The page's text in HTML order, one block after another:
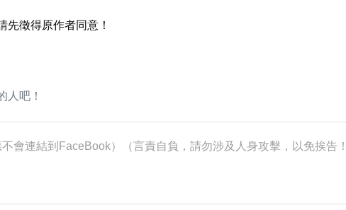
先徵得原作者同意！
人吧！
不會連結到FaceBook）（言責自負，請勿涉及人身攻擊，以免挨告！